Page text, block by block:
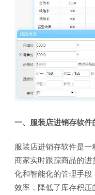
一、服装店进销存软件
服装店进销存软件是
商家实时跟踪商品的进
化和智能化的管理手
效率，降低了库存积